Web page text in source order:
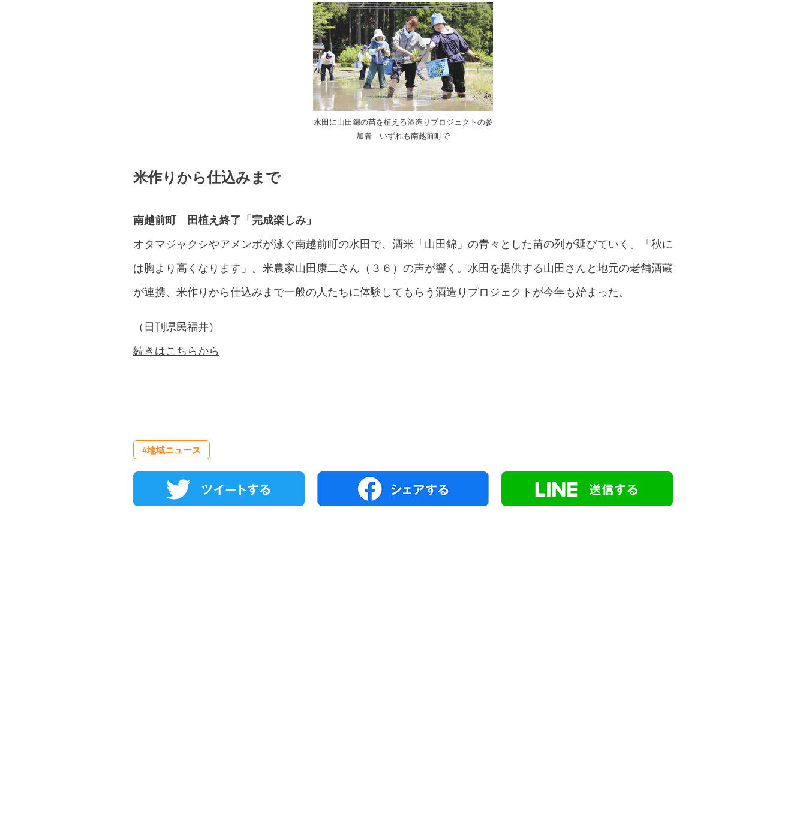
水田に山田錦の苗を植える酒造りプロジェクトの参
加者 いずれも南越前町で
米作りから仕込みまで
南越前町 田植え終了「完成楽しみ」
オタマジャクシやアメンボが泳ぐ南越前町の水田で、酒米「山田錦」の青々とした苗の列が延びていく。「秋に
は胸より高くなります」。米農家山田康二さん（３６）の声が響く。水田を提供する山田さんと地元の老舗酒蔵
が連携、米作りから仕込みまで一般の人たちに体験してもらう酒造りプロジェクトが今年も始まった。
（日刊県民福井）
続きはこちらから
#地域ニュース